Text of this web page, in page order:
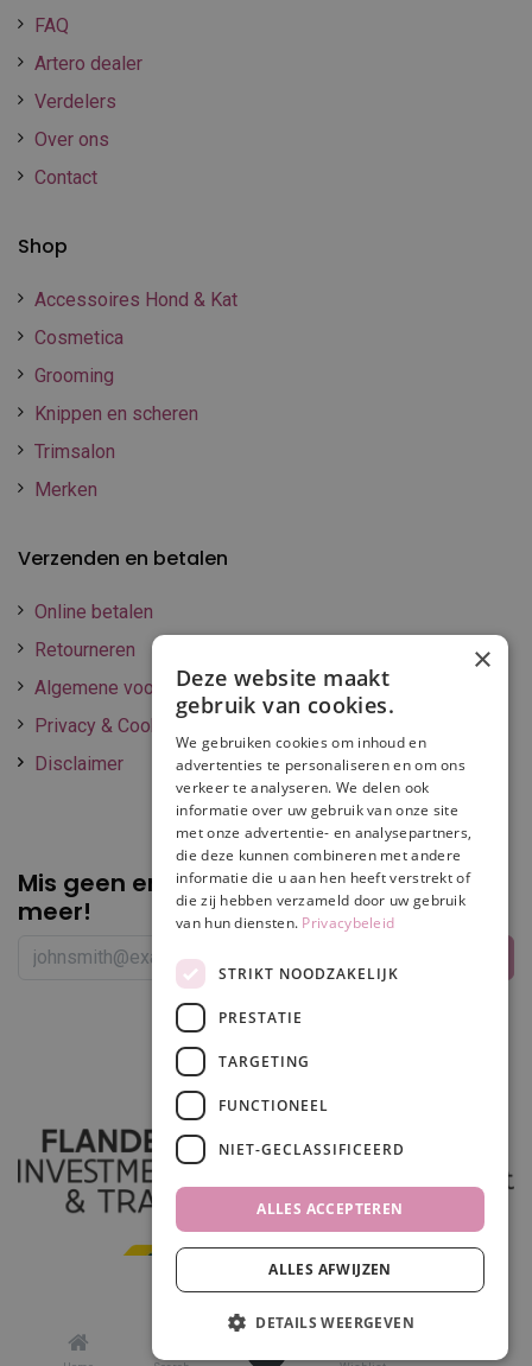
In winkelwagen
0
FAQ
Artero dealer
Verdelers
Over ons
Contact
Shop
Accessoires Hond & Kat
Cosmetica
Grooming
Knippen en scheren
Trimsalon
Merken
Verzenden en betalen
Online betalen
Retourneren
Algemene voorwaarden
Privacy & Cookie policy
Disclaimer
Mis geen enkelepromotie of korting
meer!
Made inodoobyscrollit
×
Deze website maakt
gebruik van cookies.
We gebruiken cookies om inhoud en
advertenties te personaliseren en om ons
verkeer te analyseren. We delen ook
informatie over uw gebruik van onze site
met onze advertentie- en analysepartners,
die deze kunnen combineren met andere
informatie die u aan hen heeft verstrekt of
die zij hebben verzameld door uw gebruik
van hun diensten. Privacybeleid
STRIKT NOODZAKELIJK
PRESTATIE
TARGETING
FUNCTIONEEL
NIET-GECLASSIFICEERD
ALLES ACCEPTEREN
ALLES AFWIJZEN
DETAILS WEERGEVEN